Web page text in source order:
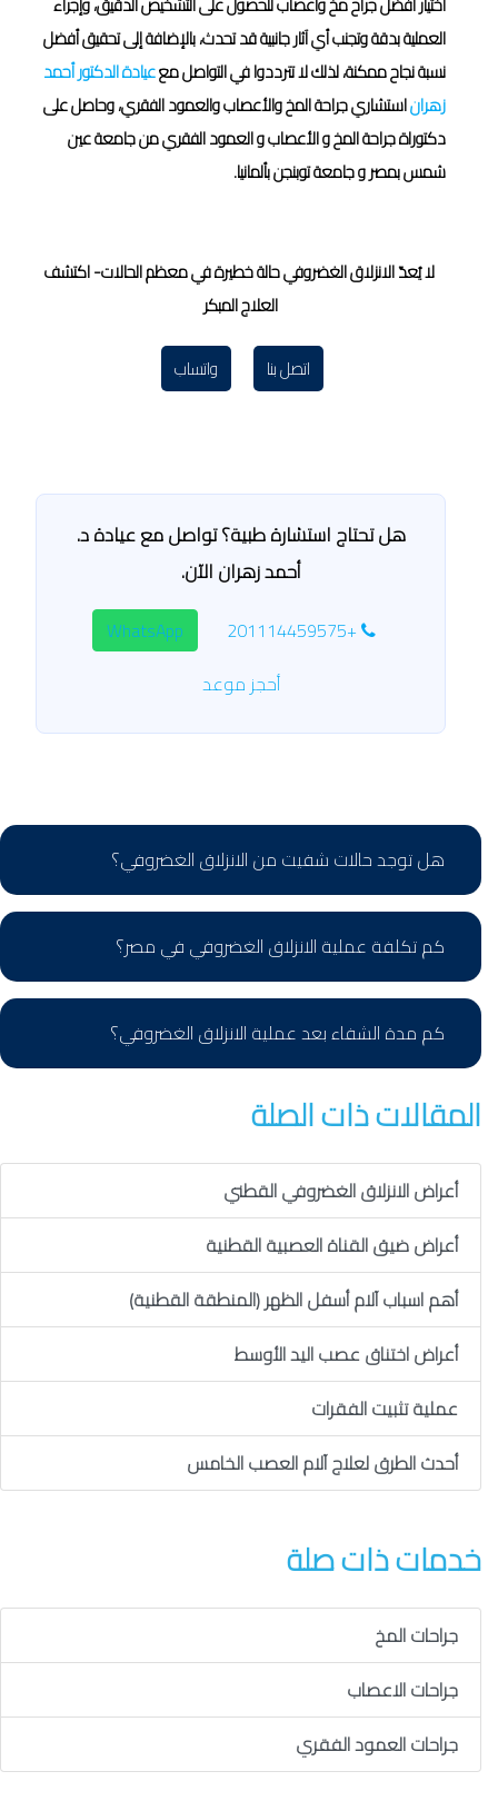
العملية بدقة وتجنب أي آثار جانبية قد تحدث، بالإضافة إلى تحقيق أفضل
نسبة نجاح ممكنة، لذلك لا تترددوا في التواصل مععيادة الدكتور أحمد
زهراناستشاري جراحة المخ والأعصاب والعمود الفقري، وحاصل على
دكتوراة جراحة المخ و الأعصاب و العمود الفقري من جامعة عين
شمس بمصر و جامعة توبنجن بألمانيا.
لا يُعدّ الانزلاق الغضروفي حالة خطيرة في معظم الحالات- اكتشف
العلاج المبكر
اتصل بنا
واتساب
هل تحتاج استشارة طبية؟ تواصل مع عيادة د.
أحمد زهران الآن.
+201114459575
WhatsApp
أحجز موعد
هل توجد حالات شفيت من الانزلاق الغضروفي؟
كم تكلفة عملية الانزلاق الغضروفي في مصر؟
كم مدة الشفاء بعد عملية الانزلاق الغضروفي؟
المقالات ذات الصلة
أعراض الانزلاق الغضروفي القطني
أعراض ضيق القناة العصبية القطنية
أهم اسباب آلام أسفل الظهر (المنطقة القطنية)
أعراض اختناق عصب اليد الأوسط
عملية تثبيت الفقرات
أحدث الطرق لعلاج آلام العصب الخامس
خدمات ذات صلة
جراحات المخ
جراحات الاعصاب
جراحات العمود الفقري